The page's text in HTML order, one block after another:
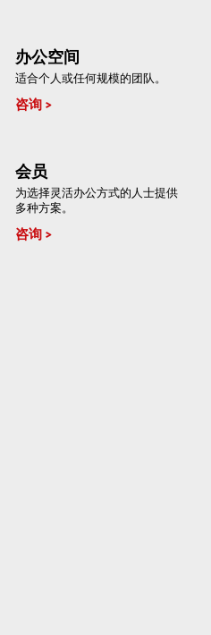
办公空间
适合个人或任何规模的团队。
咨询
会员
为选择灵活办公方式的人士提供
多种方案。
咨询